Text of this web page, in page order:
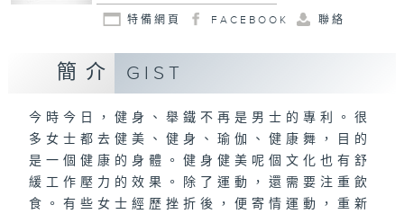
特備網頁 FACEBOOK 聯絡
簡介 GIST
今時今日，健身、舉鐵不再是男士的專利。很
多女士都去健美、健身、瑜伽、健康舞，目的
是一個健康的身體。健身健美呢個文化也有舒
緩工作壓力的效果。除了運動，還需要注重飲
食。有些女士經歷挫折後，便寄情運動，重新